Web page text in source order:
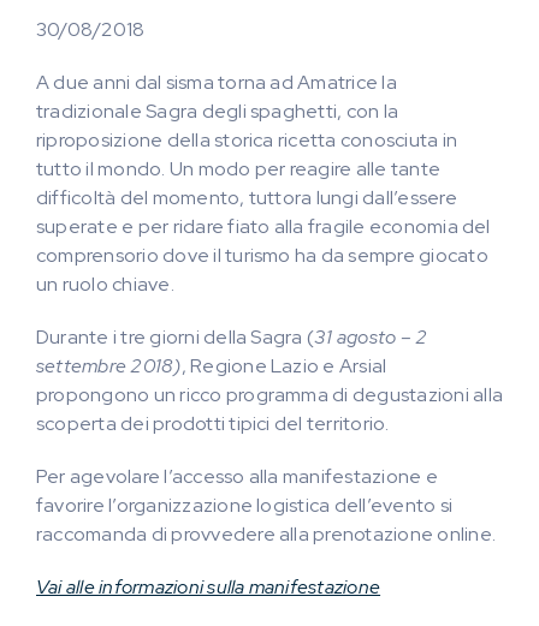
30/08/2018
A due anni dal sisma torna ad Amatrice la
tradizionale Sagra degli spaghetti, con la
riproposizione della storica ricetta conosciuta in
tutto il mondo. Un modo per reagire alle tante
difficoltà del momento, tuttora lungi dall’essere
superate e per ridare fiato alla fragile economia del
comprensorio dove il turismo ha da sempre giocato
un ruolo chiave.
Durante i tre giorni della Sagra (31 agosto – 2
settembre 2018), Regione Lazio e Arsial
propongono un ricco programma di degustazioni alla
scoperta dei prodotti tipici del territorio.
Per agevolare l’accesso alla manifestazione e
favorire l’organizzazione logistica dell’evento si
raccomanda di provvedere alla prenotazione online.
Vai alle informazioni sulla manifestazione